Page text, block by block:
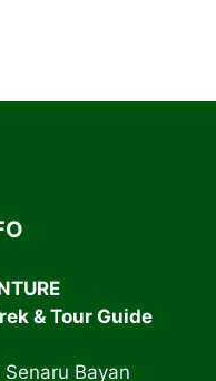
& Tour Guide
Bayan